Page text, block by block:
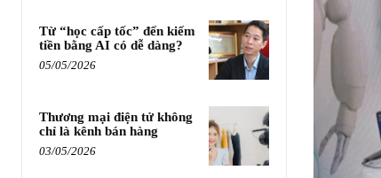
Từ “học cấp tốc” đến kiếm
tiền bằng AI có dễ dàng?
05/05/2026
Thương mại điện tử không
chỉ là kênh bán hàng
03/05/2026